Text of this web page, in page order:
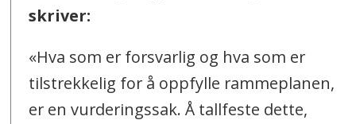
skriver:
«Hva som er forsvarlig og hva som er
tilstrekkelig for å oppfylle rammeplanen,
er en vurderingssak. Å tallfeste dette,